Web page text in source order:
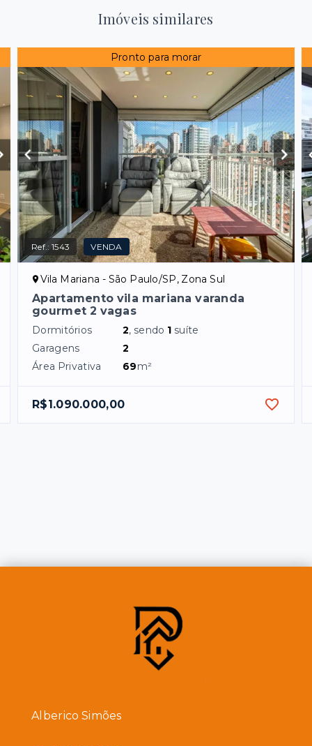
Imóveis similares
Pronto para morar
Ref.:1543 VENDA
Vila Mariana - São Paulo/SP, Zona Sul
Apartamento vila mariana varanda
gourmet 2 vagas
Dormitórios 2, sendo 1 suíte
Garagens
2
Área Privativa
69m²
R$1.090.000,00
Alberico Simões